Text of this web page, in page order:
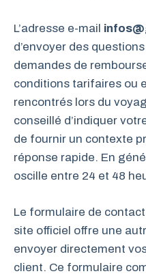
L’adresse e-mail
d’envoyer des
demandes de
conditions tarifaires ou
rencontrés lors du
conseillé d’indiquer
de fournir un contexte
réponse rapide. En
oscille entre 24 et 48
Le formulaire de
site officiel offre une
envoyer directement
client. Ce formulaire